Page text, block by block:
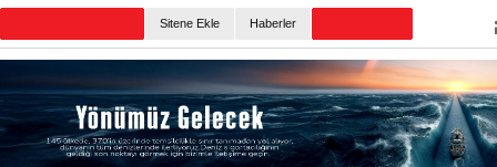
Sitene Ekle Haberler